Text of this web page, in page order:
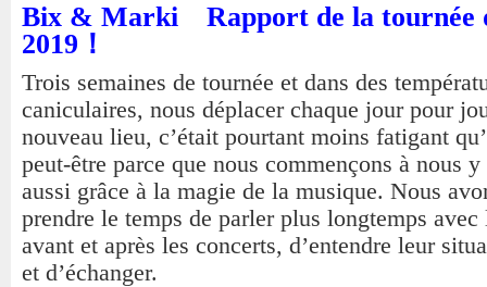
Bix & Marki Rapport de la tournée
2019！
Trois semaines de tournée et dans des
caniculaires, nous déplacer chaque jour pour
nouveau lieu, c’était pourtant moins fatigant
peut-être parce que nous commençons à nous
aussi grâce à la magie de la musique. Nous
prendre le temps de parler plus longtemps avec
avant et après les concerts, d’entendre leur
et d’échanger.